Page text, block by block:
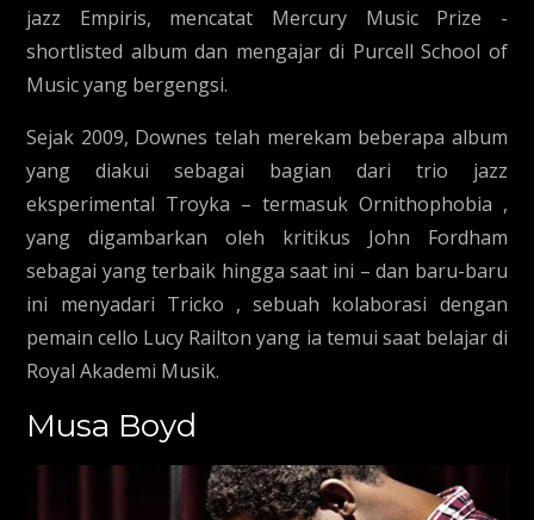
jazz Empiris, mencatat Mercury Music Prize -
shortlisted album dan mengajar di Purcell School of
Music yang bergengsi.
Sejak 2009, Downes telah merekam beberapa album
yang diakui sebagai bagian dari trio jazz
eksperimental Troyka – termasuk Ornithophobia ,
yang digambarkan oleh kritikus John Fordham
sebagai yang terbaik hingga saat ini – dan baru-baru
ini menyadari Tricko , sebuah kolaborasi dengan
pemain cello Lucy Railton yang ia temui saat belajar di
Royal Akademi Musik.
Musa Boyd